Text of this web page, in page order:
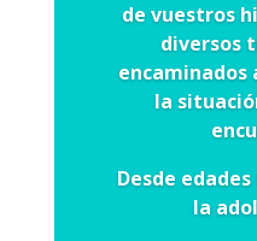
de vuestros
diversos
encaminados
la
Desde
la